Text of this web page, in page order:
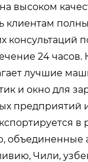
высоком
клиентам
консультаций
24 часов.
лучшие
и окно для
предприятий
в
объединенные
Чили,